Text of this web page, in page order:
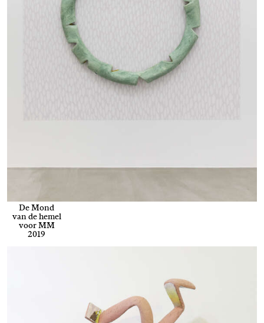
De Mond
van de hemel
voor MM
2019